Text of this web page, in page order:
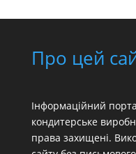
Про цей
Інформаційний
кондитерське
права захищені.